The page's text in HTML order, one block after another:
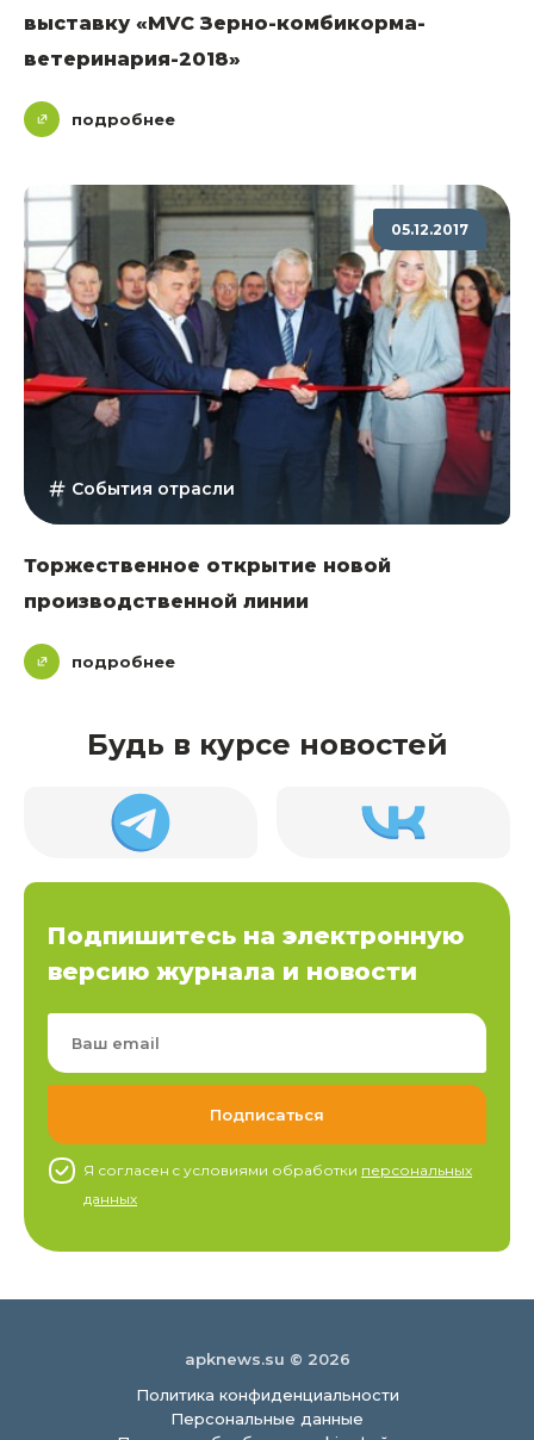
выставку «MVC Зерно-комбикорма-
ветеринария-2018»
подробнее
05.12.2017
События отрасли
Торжественное открытие новой
производственной линии
подробнее
Будь в курсе новостей
Подпишитесь на электронную
версию журнала и новости
Я согласен c условиями обработки персональных
данных
apknews.su © 2026
Политика конфиденциальности
Персональные данные